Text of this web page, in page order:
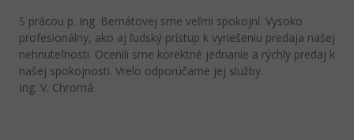
S prácou p. Ing. Bernátovej sme veľmi spokojní. Vysoko
profesionálny, ako aj ľudský prístup k vyriešeniu predaja našej
nehnuteľnosti. Ocenili sme korektné jednanie a rýchly predaj k
našej spokojnosti. Vrelo odporúčame jej služby.
Ing. V. Chromá